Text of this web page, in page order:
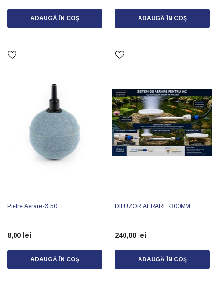
ADAUGĂ ÎN COȘ ADAUGĂ ÎN COȘ
Pietre Aerare-Ø 50
8,00 lei
ADAUGĂ ÎN COȘ
DIFUZOR AERARE -300MM
240,00 lei
ADAUGĂ ÎN COȘ